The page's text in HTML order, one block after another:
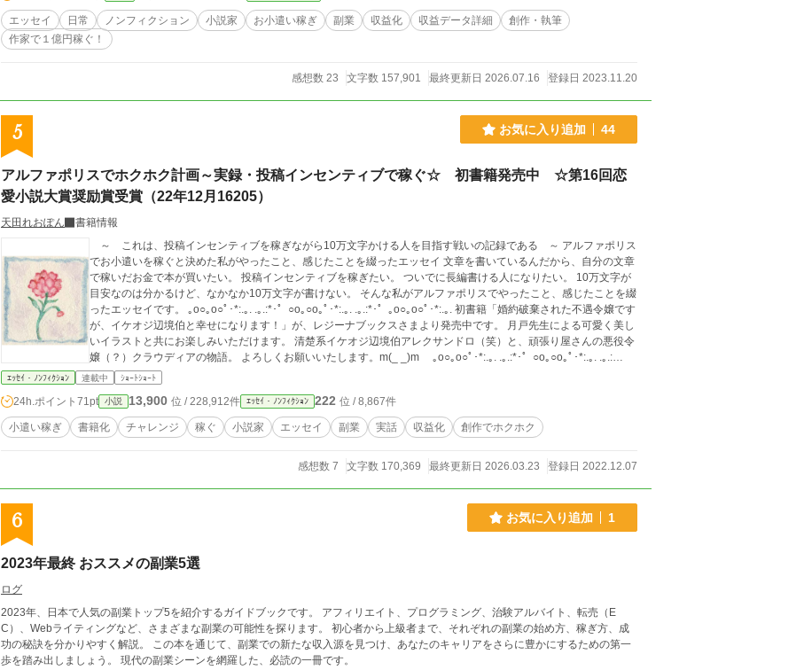
エッセイ 日常 ノンフィクション 小説家 お小遣い稼ぎ 副業 収益化 収益データ詳細
創作・執筆
作家で１億円稼ぐ！
感想数 23 文字数 157,901 最終更新日 2026.07.16 登録日 2023.11.20
5 お気に入り追加 44
アルファポリスでホクホク計画～実録・投稿インセンティブで稼ぐ☆ 初書籍発売中 ☆第16回恋
愛小説大賞奨励賞受賞（22年12月16205）
天田れおぽん
書籍情報
～ これは、投稿インセンティブを稼ぎながら10万文字かける人を目指す戦いの記録である ～ アルファポリス
でお小遣いを稼ぐと決めた私がやったこと、感じたことを綴ったエッセイ 文章を書いているんだから、自分の文章
で稼いだお金で本が買いたい。 投稿インセンティブを稼ぎたい。 ついでに長編書ける人になりたい。 10万文字が
目安なのは分かるけど、なかなか10万文字が書けない。 そんな私がアルファポリスでやったこと、感じたことを綴
ったエッセイです。 ｡o○｡o○ﾟ･*:.｡. .｡.:*･゜○o｡○o｡ﾟ･*:.｡. .｡.:*･゜｡o○｡o○ﾟ･*:.｡. 初書籍「婚約破棄された不遇令嬢です
が、イケオジ辺境伯と幸せになります！」が、レジーナブックスさまより発売中です。 月戸先生による可愛く美し
いイラストと共にお楽しみいただけます。 清楚系イケオジ辺境伯アレクサンドロ（笑）と、頑張り屋さんの悪役令
嬢（？）クラウディアの物語。 よろしくお願いいたします。m(_ _)m ｡o○｡o○ﾟ･*:.｡. .｡.:*･゜○o｡○o｡ﾟ･*:.｡. .｡.:
*･゜｡o○｡o○ﾟ･*:.｡.
ｴｯｾｲ・ﾉﾝﾌｨｸｼｮﾝ 連載中 ｼｮｰﾄｼｮｰﾄ
24h.ポイント 71pt 小説 13,900 位 / 228,912件 ｴｯｾｲ・ﾉﾝﾌｨｸｼｮﾝ 222 位 / 8,867件
小遣い稼ぎ 書籍化 チャレンジ 稼ぐ 小説家 エッセイ 副業 実話 収益化 創作でホクホク
感想数 7 文字数 170,369 最終更新日 2026.03.23 登録日 2022.12.07
6 お気に入り追加 1
2023年最終 おススメの副業5選
ログ
2023年、日本で人気の副業トップ5を紹介するガイドブックです。 アフィリエイト、プログラミング、治験アルバイト、転売（E
C）、Webライティングなど、さまざまな副業の可能性を探ります。 初心者から上級者まで、それぞれの副業の始め方、稼ぎ方、成
功の秘訣を分かりやすく解説。 この本を通じて、副業での新たな収入源を見つけ、あなたのキャリアをさらに豊かにするための第一
歩を踏み出しましょう。 現代の副業シーンを網羅した、必読の一冊です。